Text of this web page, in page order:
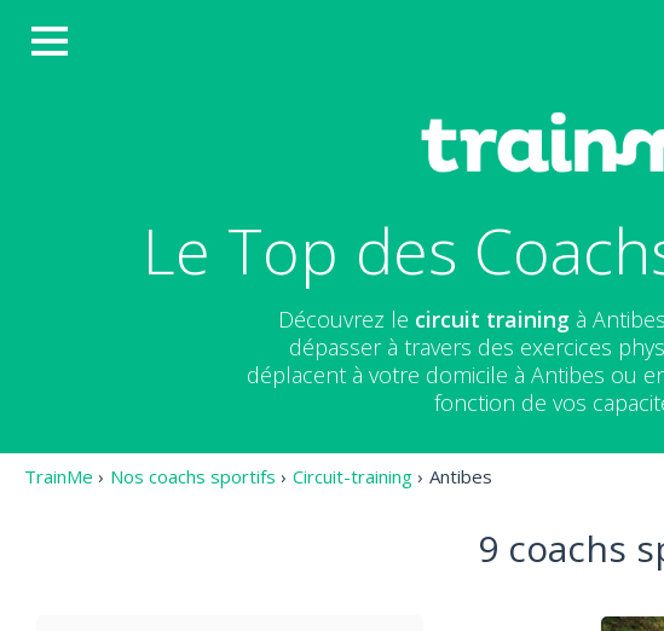
Le Top des
Découvrez le circuit trainingà
dépasser à travers des exercices
déplacent à votre domicile à Antibes ou
fonction de vos
TrainMe › Nos coachs sportifs › Circuit-training › Antibes
9 coachs